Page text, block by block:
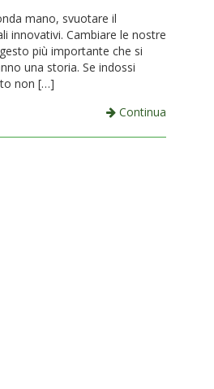
mano, svuotare il
innovativi. Cambiare le nostre
più importante che si
una storia. Se indossi
non […]
Continua